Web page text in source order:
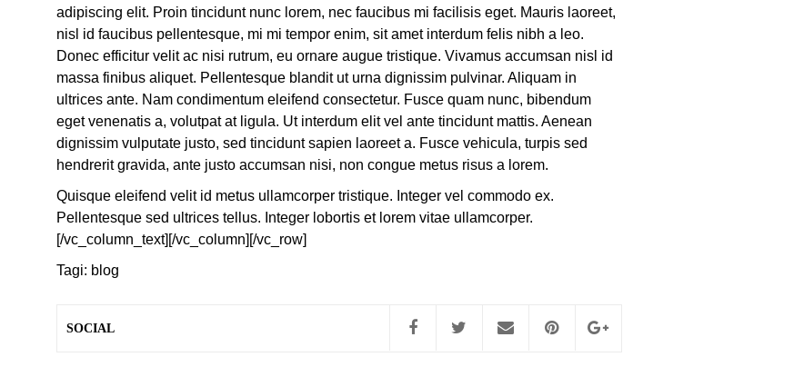
adipiscing elit. Proin tincidunt nunc lorem, nec faucibus mi facilisis eget. Mauris laoreet,
nisl id faucibus pellentesque, mi mi tempor enim, sit amet interdum felis nibh a leo.
Donec efficitur velit ac nisi rutrum, eu ornare augue tristique. Vivamus accumsan nisl id
massa finibus aliquet. Pellentesque blandit ut urna dignissim pulvinar. Aliquam in
ultrices ante. Nam condimentum eleifend consectetur. Fusce quam nunc, bibendum
eget venenatis a, volutpat at ligula. Ut interdum elit vel ante tincidunt mattis. Aenean
dignissim vulputate justo, sed tincidunt sapien laoreet a. Fusce vehicula, turpis sed
hendrerit gravida, ante justo accumsan nisi, non congue metus risus a lorem.
Quisque eleifend velit id metus ullamcorper tristique. Integer vel commodo ex.
Pellentesque sed ultrices tellus. Integer lobortis et lorem vitae ullamcorper.
[/vc_column_text][/vc_column][/vc_row]
Tagi: blog
SOCIAL